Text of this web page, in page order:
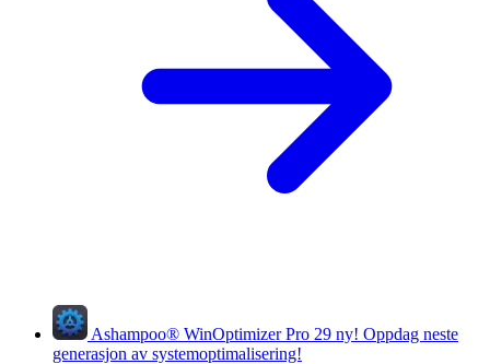
Ashampoo® WinOptimizer Pro 29 ny! Oppdag neste
generasjon av systemoptimalisering!